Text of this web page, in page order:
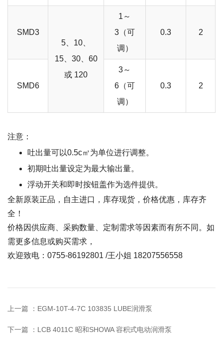
SMD3
5、10、
15、30、60
或 120
1～
3（可
调）
0.3 2
SMD6
3～
6（可
调）
0.3 2
注意：
吐出量可以0.5c㎥为单位进行调整。
初期吐出量设定为最大输出量。
浮动开关和即时按钮盖作为选件提供。
全新原装正品，自主进口，库存现货，价格优惠，库存齐
全！
价格因供应商、采购数量、定制需求等因素而有所不同。如
需更多信息或购买需求，
欢迎致电：0755-86192801 /王小姐 18207556558
上一篇 ： EGM-10T-4-7C 103835 LUBE润滑泵
下一篇 ： LCB 4011C 昭和SHOWA 容积式电动润滑泵